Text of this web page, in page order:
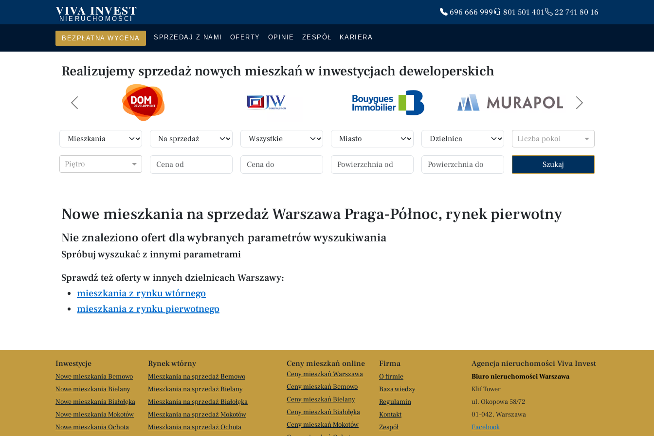
VIVA INVEST
NIERUCHOMOŚCI
696 666 999 801 501 401 22 741 80 16
BEZPŁATNA WYCENA SPRZEDAJ Z NAMI OFERTY OPINIE ZESPÓŁ KARIERA
Realizujemy sprzedaż nowych mieszkań w inwestycjach deweloperskich
Previous Next
Liczba pokoi
Piętro Szukaj
Nowe mieszkania na sprzedaż Warszawa Praga-Północ, rynek pierwotny
Nie znaleziono ofert dla wybranych parametrów wyszukiwania
Spróbuj wyszukać z innymi parametrami
Sprawdź też oferty w innych dzielnicach Warszawy:
mieszkania z rynku wtórnego
mieszkania z rynku pierwotnego
Inwestycje
Nowe mieszkania Bemowo
Nowe mieszkania Bielany
Nowe mieszkania Białołęka
Nowe mieszkania Mokotów
Nowe mieszkania Ochota
Rynek wtórny
Mieszkania na sprzedaż Bemowo
Mieszkania na sprzedaż Bielany
Mieszkania na sprzedaż Białołęka
Mieszkania na sprzedaż Mokotów
Mieszkania na sprzedaż Ochota
Ceny mieszkań online
Ceny mieszkań Warszawa
Ceny mieszkań Bemowo
Ceny mieszkań Bielany
Ceny mieszkań Białołęka
Ceny mieszkań Mokotów
Firma
O firmie
Baza wiedzy
Regulamin
Kontakt
Zespół
Agencja nieruchomości Viva Invest
Biuro nieruchomości Warszawa
Klif Tower
ul. Okopowa 58/72
01-042, Warszawa
Facebook